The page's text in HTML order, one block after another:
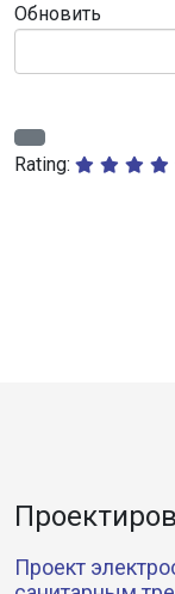
Обновить
Rating:
Проект